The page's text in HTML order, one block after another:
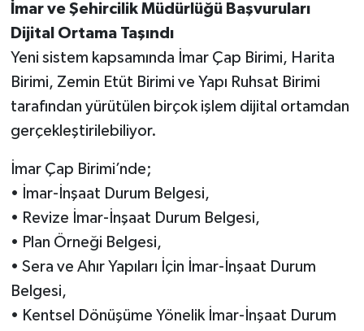
İmar ve Şehircilik Müdürlüğü Başvuruları
Dijital Ortama Taşındı
Yeni sistem kapsamında İmar Çap Birimi, Harita
Birimi, Zemin Etüt Birimi ve Yapı Ruhsat Birimi
tarafından yürütülen birçok işlem dijital ortamdan
gerçekleştirilebiliyor.
İmar Çap Birimi’nde;
• İmar-İnşaat Durum Belgesi,
• Revize İmar-İnşaat Durum Belgesi,
• Plan Örneği Belgesi,
• Sera ve Ahır Yapıları İçin İmar-İnşaat Durum
Belgesi,
• Kentsel Dönüşüme Yönelik İmar-İnşaat Durum